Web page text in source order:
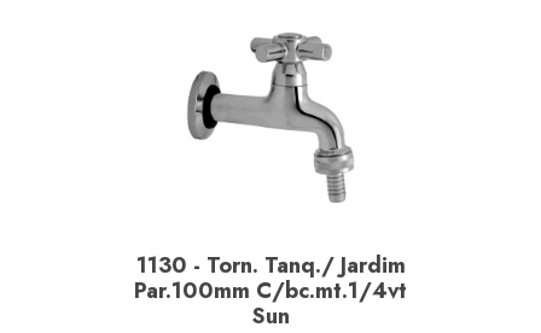
1130 - Torn. Tanq./ Jardim
Par.100mm C/bc.mt.1/4vt
Sun